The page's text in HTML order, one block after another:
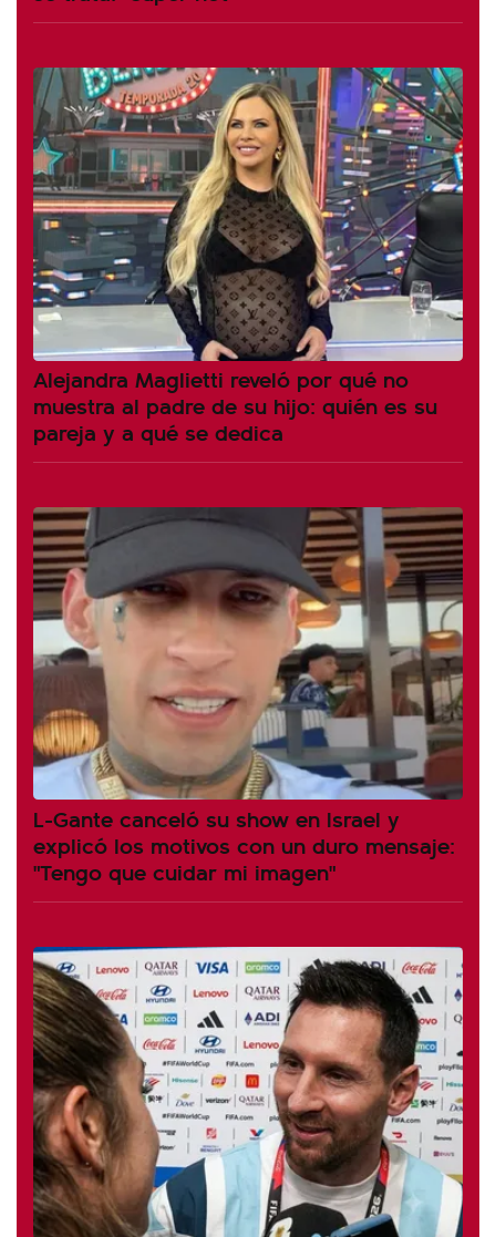
Alejandra Maglietti reveló por qué no
muestra al padre de su hijo: quién es su
pareja y a qué se dedica
L-Gante canceló su show en Israel y
explicó los motivos con un duro mensaje:
"Tengo que cuidar mi imagen"